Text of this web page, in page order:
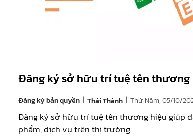
Đăng ký sở hữu trí tuệ tên thương
Đăng ký bản quyền | Thái Thành | Thứ Năm, 05/10/
Đăng ký sở hữu trí tuệ tên thương hiệu giúp
phẩm, dịch vụ trên thị trường.